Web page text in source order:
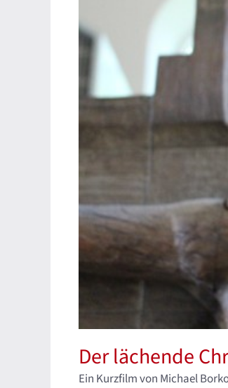
Der lächende
Ein Kurzfilm von Michael